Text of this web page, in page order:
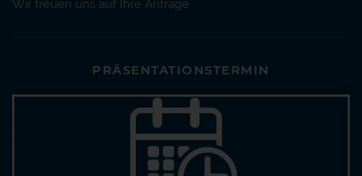
Wir freuen uns auf Ihre Anfrage
PRÄSENTATIONSTERMIN